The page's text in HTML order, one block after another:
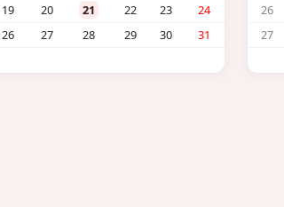
19 20 21 22 23
24
26 27 28 29 30 31
26
27